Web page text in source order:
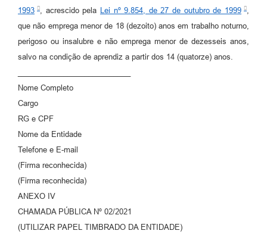
1993
, acrescido pela Lei nº 9.854, de 27 de outubro de 1999
que não emprega menor de 18 (dezoito) anos em trabalho noturno,
perigoso ou insalubre e não emprega menor de dezesseis anos,
salvo na condição de aprendiz a partir dos 14 (quatorze) anos.
Nome Completo
Cargo
RG e CPF
Nome da Entidade
Telefone e E-mail
(Firma reconhecida)
(Firma reconhecida)
ANEXO IV
CHAMADA PÚBLICA Nº 02/2021
(UTILIZAR PAPEL TIMBRADO DA ENTIDADE)